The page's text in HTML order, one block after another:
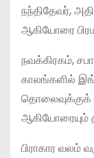
நந்திதேவர்,
ஆகியோரை
நவக்கிரகம்,
காலங்களில்
தொலைவுக்குக்
ஆகியோரையும்
பிராகார வலம்